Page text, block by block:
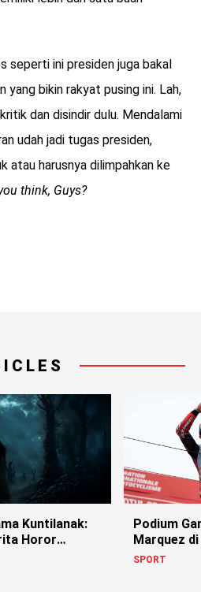
seperti ini presiden juga bakal
yang bikin rakyat pusing ini. Lah,
dan disindir dulu. Mendalami
udah jadi tugas presiden,
atau harusnya dilimpahkan ke
think, Guys?
Kuntilanak:
Horor
Podium
Marquez
SPORT